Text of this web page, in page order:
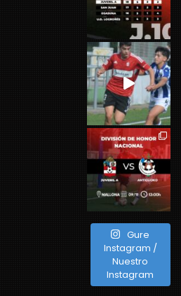
Gure
Instagram /
Nuestro
Instagram